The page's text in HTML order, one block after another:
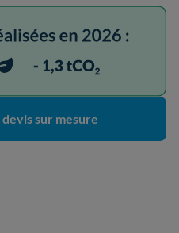
sur mesure